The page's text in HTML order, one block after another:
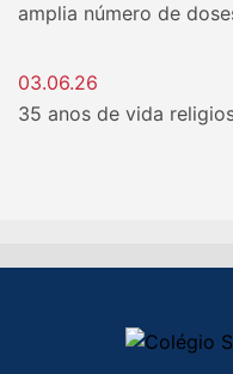
amplia número de
03.06.26
35 anos de vida